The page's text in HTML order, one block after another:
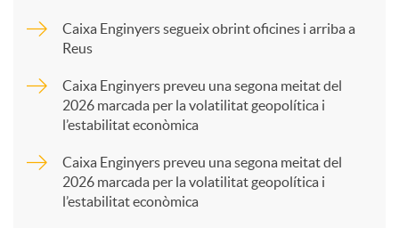
p
a
Caixa Enginyers segueix obrint oficines i arriba a
Reus
Caixa Enginyers preveu una segona meitat del
2026 marcada per la volatilitat geopolítica i
l’estabilitat econòmica
Caixa Enginyers preveu una segona meitat del
2026 marcada per la volatilitat geopolítica i
l’estabilitat econòmica